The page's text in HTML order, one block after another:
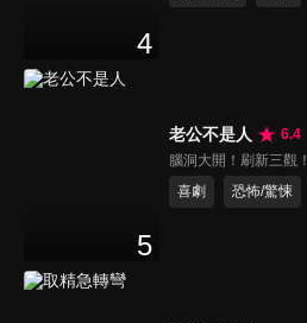
4
5
老公不是人
6.4
腦洞大開！刷新三觀！
喜劇
恐怖/驚悚